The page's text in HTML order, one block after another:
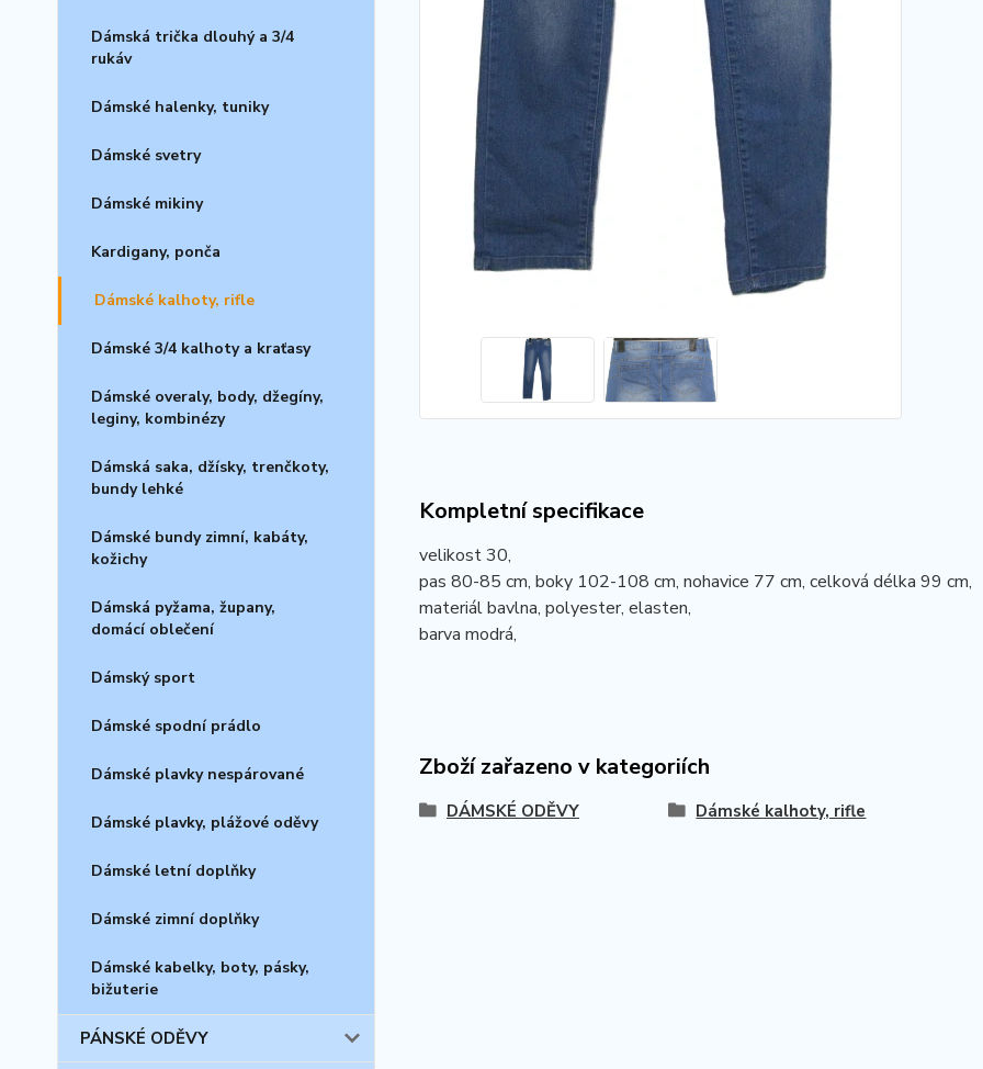
Dámská trička dlouhý a 3/4
rukáv
Dámské halenky, tuniky
Dámské svetry
Dámské mikiny
Kardigany, ponča
Dámské kalhoty, rifle
Dámské 3/4 kalhoty a kraťasy
Dámské overaly, body, džegíny,
leginy, kombinézy
Dámská saka, džísky, trenčkoty,
bundy lehké
Dámské bundy zimní, kabáty,
kožichy
Dámská pyžama, župany,
domácí oblečení
Dámský sport
Dámské spodní prádlo
Dámské plavky nespárované
Dámské plavky, plážové oděvy
Dámské letní doplňky
Dámské zimní doplňky
Dámské kabelky, boty, pásky,
bižuterie
PÁNSKÉ ODĚVY
Kompletní specifikace
velikost 30,
pas 80-85 cm, boky 102-108 cm, nohavice 77 cm, celková délka 99 cm,
materiál bavlna, polyester, elasten,
barva modrá,
Zboží zařazeno v kategoriích
DÁMSKÉ ODĚVY Dámské kalhoty, rifle